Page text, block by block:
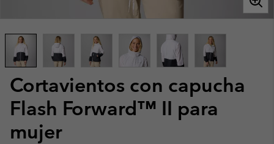
Cortavientos con capucha
Flash Forward™ II para
mujer